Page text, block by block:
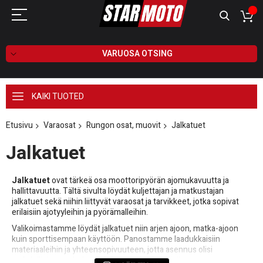
VARUOSA OTSING
KAIKI TUOTED
Etusivu Varaosat Rungon osat, muovit Jalkatuet
Jalkatuet
Jalkatuetovat tärkeä osa moottoripyörän ajomukavuutta ja
hallittavuutta. Tältä sivulta löydät kuljettajan ja matkustajan
jalkatuet sekä niihin liittyvät varaosat ja tarvikkeet, jotka sopivat
erilaisiin ajotyyleihin ja pyörämalleihin.
Valikoimastamme löydät jalkatuet niin arjen ajoon, matka-ajoon
kuin sporttisempaan käyttöön. Panostamme laadukkaisiin
materiaaleihin ja yhteensopivuuteen, jotta asennus olisi
mahdollisimman helppoa ja lopputulos kestävä.